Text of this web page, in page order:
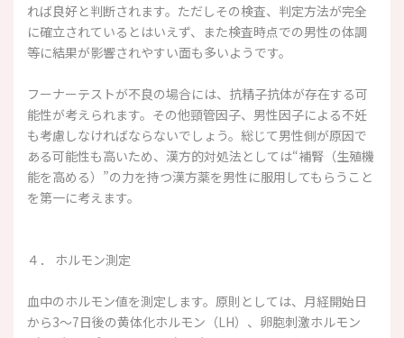
れば良好と判断されます。ただしその検査、判定方法が完全
に確立されているとはいえず、また検査時点での男性の体調
等に結果が影響されやすい面も多いようです。
フーナーテストが不良の場合には、抗精子抗体が存在する可
能性が考えられます。その他頸管因子、男性因子による不妊
も考慮しなければならないでしょう。総じて男性側が原因で
ある可能性も高いため、漢方的対処法としては“補腎（生殖機
能を高める）”の力を持つ漢方薬を男性に服用してもらうこと
を第一に考えます。
４． ホルモン測定
血中のホルモン値を測定します。原則としては、月経開始日
から3～7日後の黄体化ホルモン（LH）、卵胞刺激ホルモン